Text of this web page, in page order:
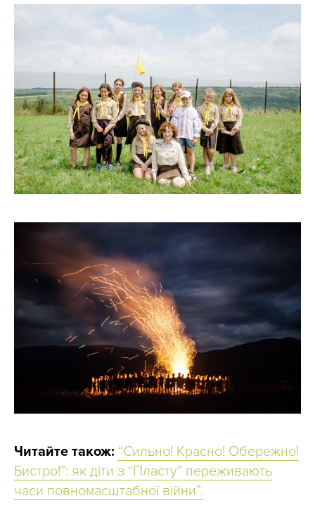
Читайте також: “Сильно! Красно! Обережно!
Бистро!”: як діти з “Пласту” переживають
часи повномасштабної війни”.